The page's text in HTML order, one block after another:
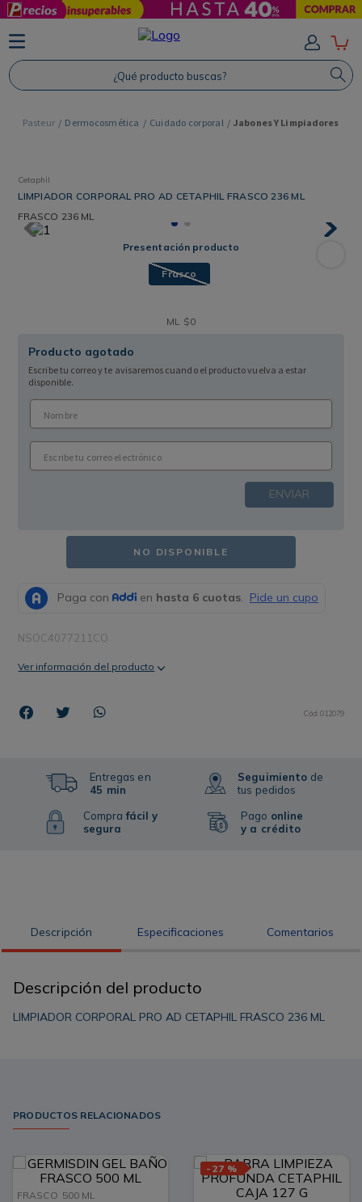
¿Qué producto buscas?
Dermocosmética Cuidado corporal Jabones Y Limpiadores
Cetaphil
LIMPIADOR CORPORAL PRO AD CETAPHIL FRASCO 236 ML
FRASCO 236 ML
Presentación producto
Frasco
ML $0
Producto agotado
Escribe tu correo y te avisaremos cuando el producto vuelva a estar
disponible.
ENVIAR
NO DISPONIBLE
NSOC4077211CO
Ver información del producto
Cód:012079
Entregas en
45 min
Comprafácil y
segura
Seguimiento de
tus pedidos
Pago online
y a crédito
Descripción Especificaciones Comentarios
Descripción del producto
LIMPIADOR CORPORAL PRO AD CETAPHIL FRASCO 236 ML
PRODUCTOS RELACIONADOS
FRASCO 500 ML
- 27 %
TÉRMINOS MÁS BUSCADOS
1. Protector Solar
2. Shampoo
Proteina